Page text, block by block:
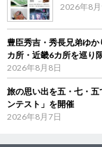
2026年8
豊臣秀吉・秀長兄弟ゆ
カ所・近畿6カ所を巡り
2026年8月8日
旅の思い出を五・七・
ンテスト」を開催
2026年8月7日